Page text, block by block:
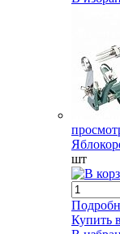
шт
Купить